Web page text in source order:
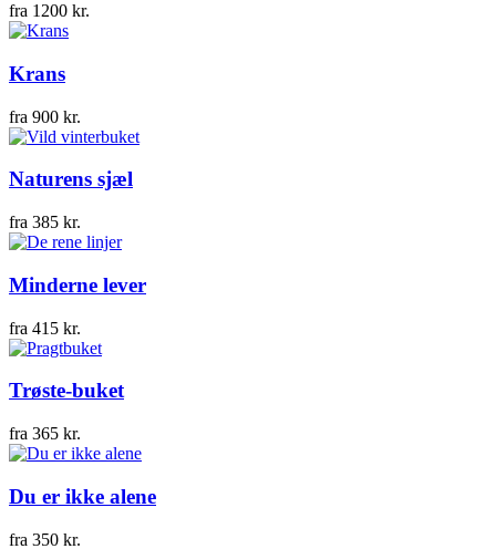
fra 1200 kr.
Krans
fra 900 kr.
Naturens sjæl
fra 385 kr.
Minderne lever
fra 415 kr.
Trøste-buket
fra 365 kr.
Du er ikke alene
fra 350 kr.